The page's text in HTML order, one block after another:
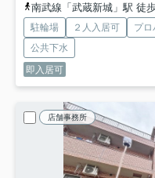
南武線「武蔵新城」駅 徒
駐輪場 ２人入居可 プロ
公共下水
即入居可
店舗事務所